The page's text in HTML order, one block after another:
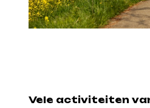
Vele activiteiten